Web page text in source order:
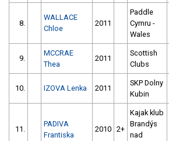
8.
WALLACE
Chloe
2011
Paddle
Cymru -
Wales
9.
MCCRAE
Thea
2011
Scottish
Clubs
10. IZOVA Lenka 2011
SKP Dolny
Kubin
11.
PADIVA
Frantiska
2010 2+
Kajak klub
Brandýs
nad